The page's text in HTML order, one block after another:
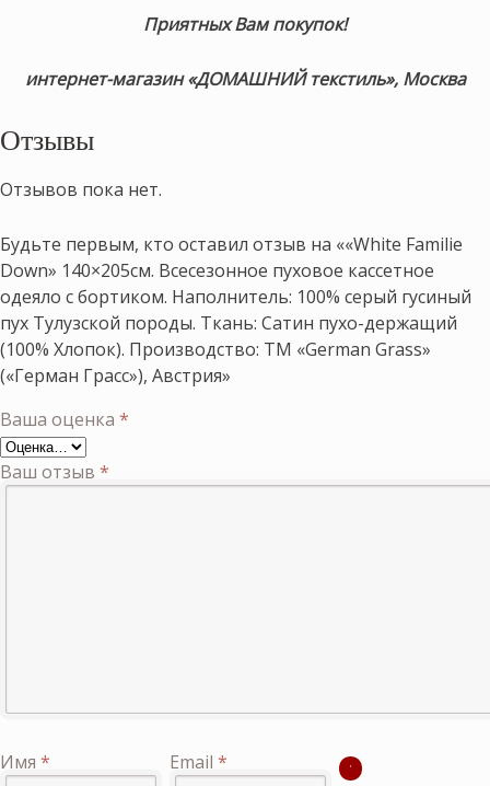
Приятных Вам покупок!
интернет-магазин «ДОМАШНИЙ текстиль», Москва
Отзывы
Отзывов пока нет.
Будьте первым, кто оставил отзыв на ««White Familie
Down» 140×205см. Всесезонное пуховое кассетное
одеяло с бортиком. Наполнитель: 100% серый гусиный
пух Тулузской породы. Ткань: Сатин пухо-держащий
(100% Хлопок). Производство: ТМ «German Grass»
(«Герман Грасс»), Австрия»
Ваша оценка *
Ваш отзыв *
Имя * Email *